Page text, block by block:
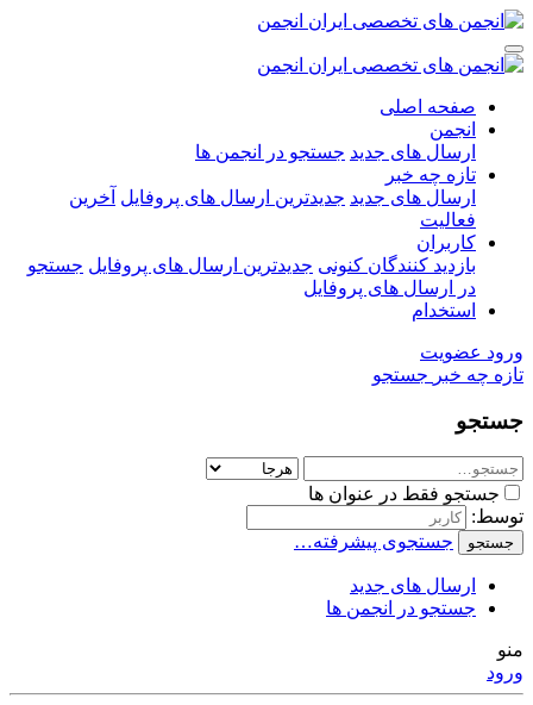
صفحه اصلی
انجمن
ارسال های جدید جستجو در انجمن ها
تازه چه خبر
ارسال های جدید جدیدترین ارسال های پروفایل آخرین
فعالیت
کاربران
بازدید کنندگان کنونی جدیدترین ارسال های پروفایل جستجو
در ارسال های پروفایل
استخدام
ورود عضویت
تازه چه خبر جستجو
جستجو
جستجو فقط در عنوان ها
توسط:
جستجو جستجوی پیشرفته…
ارسال های جدید
جستجو در انجمن ها
منو
ورود